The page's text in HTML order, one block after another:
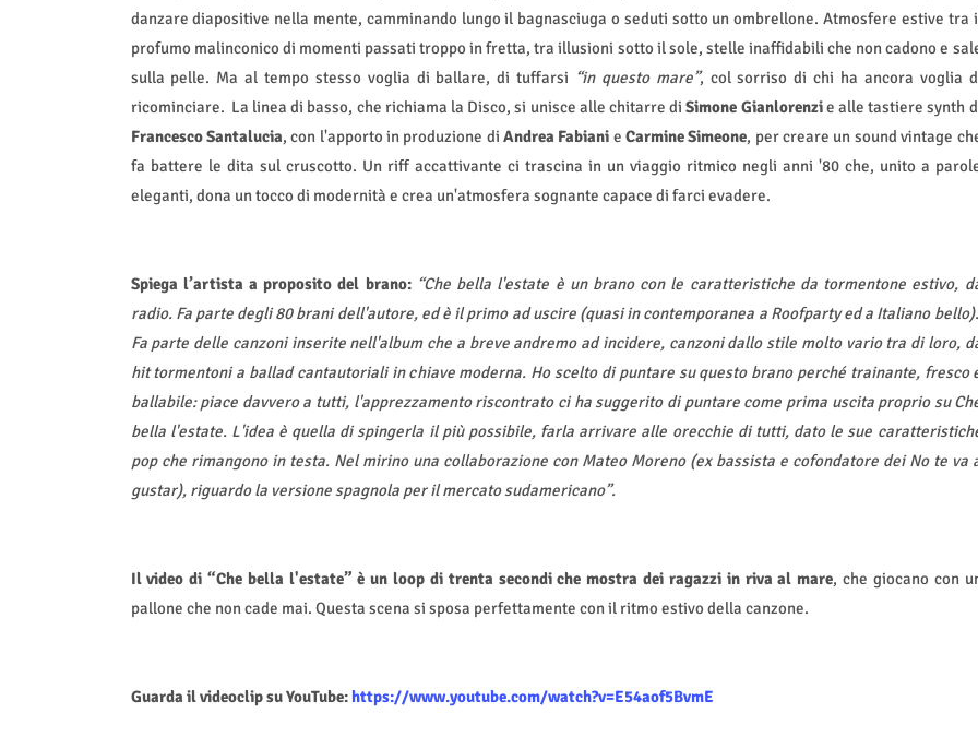
danzare diapositive nella mente, camminando lungo il bagnasciuga o seduti sotto un ombrellone. Atmosfere estive tra
profumo malinconico di momenti passati troppo in fretta, tra illusioni sotto il sole, stelle inaffidabili che non cadono e
sulla pelle. Ma al tempo stesso voglia di ballare, di tuffarsi “in questo mare”, col sorriso di chi ha ancora voglia
ricominciare. La linea di basso, che richiama la Disco, si unisce alle chitarre diSimone Gianlorenzie alle tastiere synth
Francesco Santalucia, con l'apporto in produzione di Andrea Fabiani eCarmine Simeone, per creare un sound vintage
fa battere le dita sul cruscotto. Un riff accattivante ci trascina in un viaggio ritmico negli anni '80 che, unito a
eleganti, dona un tocco di modernità e crea un'atmosfera sognante capace di farci evadere.
Spiega l’artista a proposito del brano: “Che bella l'estate è un brano con le caratteristiche da tormentone estivo,
radio. Fa parte degli 80 brani dell'autore, ed è il primo ad uscire (quasi in contemporanea a Roofparty ed a Italiano bello).
Fa parte delle canzoni inserite nell'album che a breve andremo ad incidere, canzoni dallo stile molto vario tra di loro,
hit tormentoni a ballad cantautoriali in chiave moderna. Ho scelto di puntare su questo brano perché trainante, fresco
ballabile: piace davvero a tutti, l'apprezzamento riscontrato ci ha suggerito di puntare come prima uscita proprio su
bella l'estate. L'idea è quella di spingerla il più possibile, farla arrivare alle orecchie di tutti, dato le sue
pop che rimangono in testa. Nel mirino una collaborazione con Mateo Moreno (ex bassista e cofondatore dei No te va
gustar), riguardo la versione spagnola per il mercato sudamericano”.
Il video di “Che bella l'estate” è un loop di trenta secondi che mostra dei ragazzi in riva al mare, che giocano con
pallone che non cade mai. Questa scena si sposa perfettamente con il ritmo estivo della canzone.
Guarda il videoclip su YouTube: https://www.youtube.com/watch?v=E54aof5BvmE